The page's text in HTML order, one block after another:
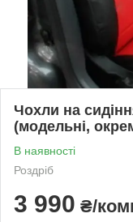
Чохли на
(модельні,
В наявності
Роздріб
3 990 ₴/